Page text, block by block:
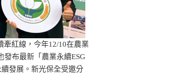
牽紅線，今年12/10在農業
發布最新「農業永續ESG
發展。新光保全受邀分